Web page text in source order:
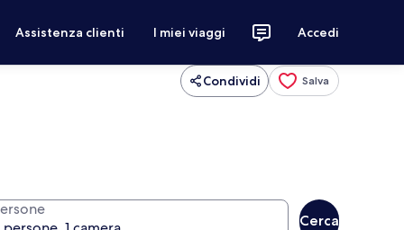
Assistenza clienti I miei viaggi Accedi
Condividi Salva
Cerca